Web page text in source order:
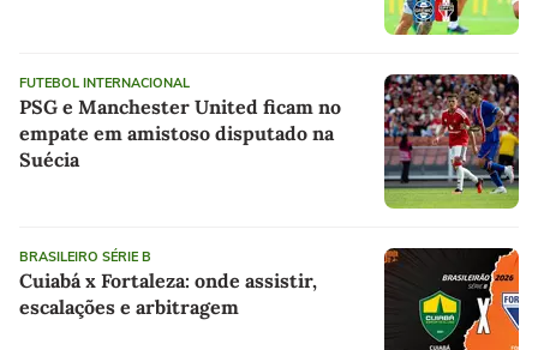
FUTEBOL INTERNACIONAL
PSG e Manchester United ficam no
empate em amistoso disputado na
Suécia
BRASILEIRO SÉRIE B
Cuiabá x Fortaleza: onde assistir,
escalações e arbitragem